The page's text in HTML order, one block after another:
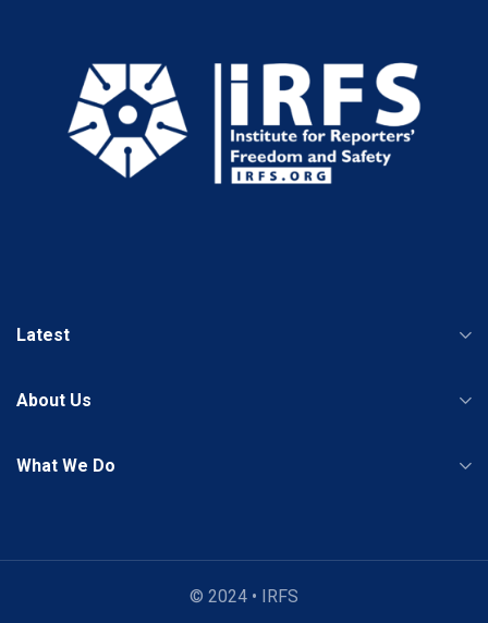
Latest
About Us
What We Do
© 2024 • IRFS